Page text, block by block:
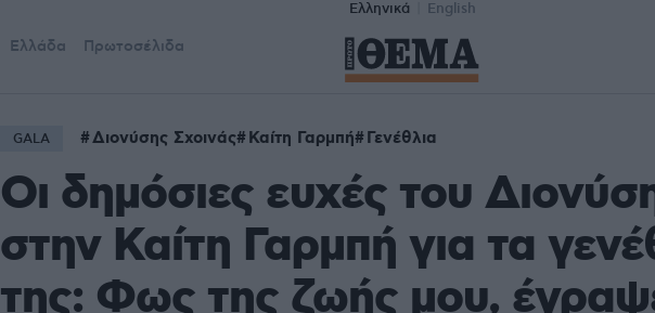
Ελληνικά English
Ελλάδα Πρωτοσέλιδα
GALA Διονύσης Σχοινάς Καίτη Γαρμπή Γενέθλια
Οι δημόσιες ευχές του
στην Καίτη Γαρμπή για τα
της: Φως της ζωής μου,